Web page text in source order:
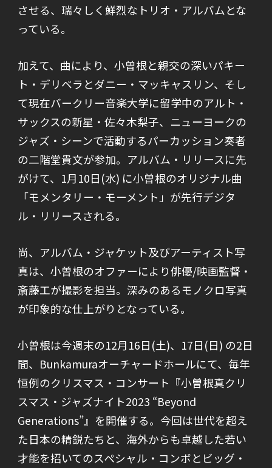
させる、瑞々しく鮮烈なトリオ・アルバムとな
っている。
加えて、曲により、小曽根と親交の深いパキー
ト・デリベラとダニー・マッキャスリン、そし
て現在バークリー音楽大学に留学中のアルト・
サックスの新星・佐々木梨子、ニューヨークの
ジャズ・シーンで活動するパーカッション奏者
の二階堂貴文が参加。アルバム・リリースに先
がけて、1月10日(水) に小曽根のオリジナル曲
「モメンタリー・モーメント」が先行デジタ
ル・リリースされる。
尚、アルバム・ジャケット及びアーティスト写
真は、小曽根のオファーにより俳優/映画監督・
斎藤工が撮影を担当。深みのあるモノクロ写真
が印象的な仕上がりとなっている。
小曽根は今週末の12月16日(土)、17日(日) の2日
間、Bunkamuraオーチャードホールにて、毎年
恒例のクリスマス・コンサート『小曽根真クリ
スマス・ジャズナイト2023 “Beyond
Generations”』を開催する。今回は世代を超え
た日本の精鋭たちと、海外からも卓越した若い
才能を招いてのスペシャル・コンボとビッグ・